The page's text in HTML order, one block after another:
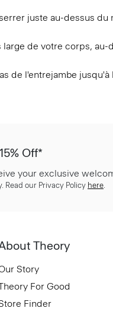
juste au-dessus du
de votre corps, au-
de l'entrejambe jusqu'à
Off*
your exclusive
Read our Privacy Policy here.
Theory
Story
For Good
Finder